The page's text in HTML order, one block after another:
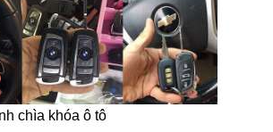
chìa khóa ô tô